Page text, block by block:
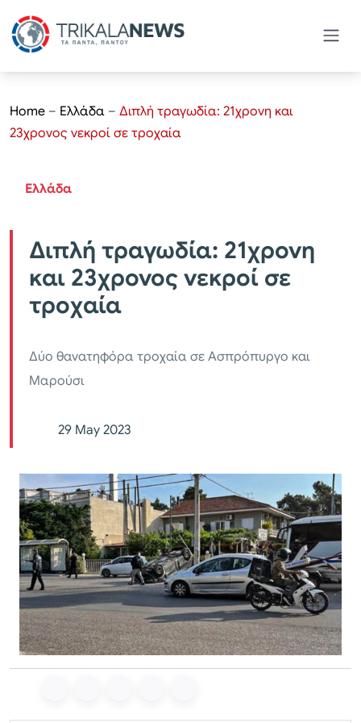
Home – Ελλάδα – Διπλή τραγωδία: 21χρονη και
23χρονος νεκροί σε τροχαία
Ελλάδα
Διπλή τραγωδία: 21χρονη
και 23χρονος νεκροί σε
τροχαία
Δύο θανατηφόρα τροχαία σε Ασπρόπυργο και
Μαρούσι
29 May 2023